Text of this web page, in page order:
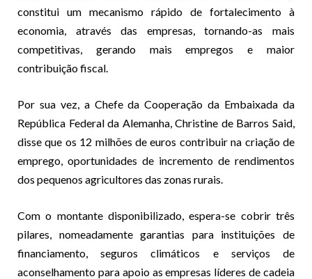
constitui um mecanismo rápido de fortalecimento à
economia, através das empresas, tornando-as mais
competitivas, gerando mais empregos e maior
contribuição fiscal.
Por sua vez, a Chefe da Cooperação da Embaixada da
República Federal da Alemanha, Christine de Barros Said,
disse que os 12 milhões de euros contribuir na criação de
emprego, oportunidades de incremento de rendimentos
dos pequenos agricultores das zonas rurais.
Com o montante disponibilizado, espera-se cobrir três
pilares, nomeadamente garantias para instituições de
financiamento, seguros climáticos e serviços de
aconselhamento para apoio as empresas líderes de cadeia